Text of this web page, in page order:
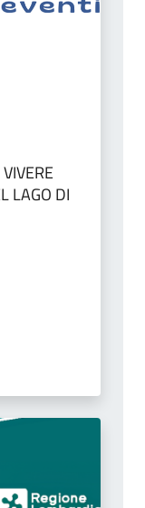
LAGO DI